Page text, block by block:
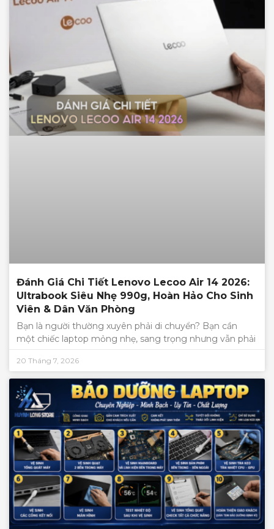
Đánh Giá Chi Tiết Lenovo Lecoo Air 14 2026:
Ultrabook Siêu Nhẹ 990g, Hoàn Hảo Cho Sinh
Viên & Dân Văn Phòng
Bạn là người thường xuyên phải di chuyển? Bạn cần
một chiếc laptop mỏng nhẹ, sang trọng nhưng vẫn phải
20 Tháng 7, 2026